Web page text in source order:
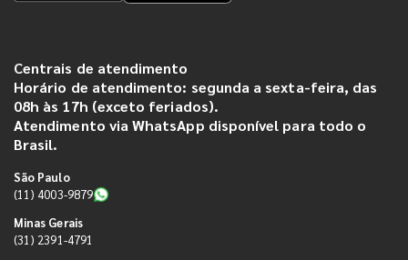
Centrais de atendimento
Horário de atendimento: segunda a sexta-feira, das
08h às 17h (exceto feriados).
Atendimento via WhatsApp disponível para todo o
Brasil.
São Paulo
(11) 4003-9879
Minas Gerais
(31) 2391-4791